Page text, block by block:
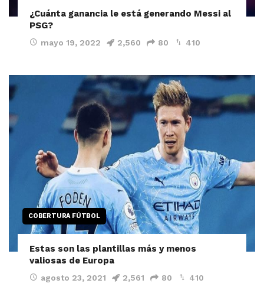
¿Cuánta ganancia le está generando Messi al
PSG?
mayo 19, 2022 2,560 80 410
COBERTURA FÚTBOL
Estas son las plantillas más y menos
valiosas de Europa
agosto 23, 2021 2,561 80 410